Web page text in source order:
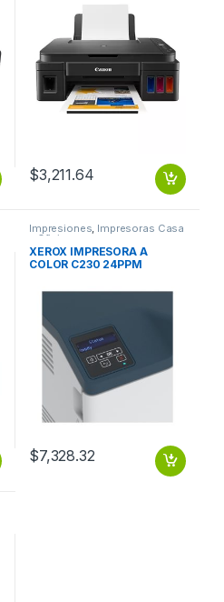
$3,211.64
Impresiones, Impresoras Casa
y Oficina
XEROX IMPRESORA A
COLOR C230 24PPM
ETHERNET
$7,328.32